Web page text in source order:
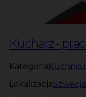
Kucharz -
KategoriaKuchnia,
LokalizacjaSzwecja